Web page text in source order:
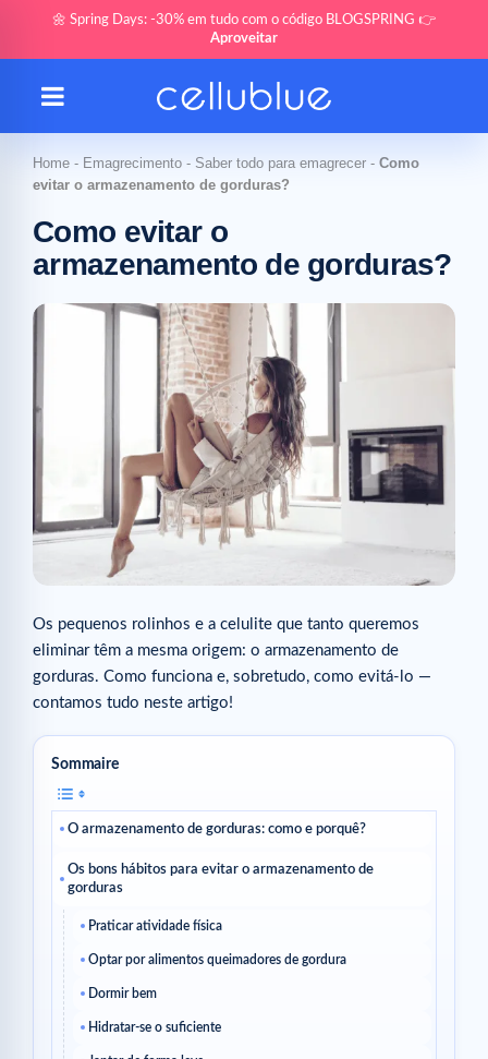
🌼 Spring Days: -30% em tudo com o código BLOGSPRING 👉
Aproveitar
Home - Emagrecimento - Saber todo para emagrecer - Como
evitar o armazenamento de gorduras?
Como evitar o
armazenamento de gorduras?
Os pequenos rolinhos e a celulite que tanto queremos
eliminar têm a mesma origem: o armazenamento de
gorduras. Como funciona e, sobretudo, como evitá-lo —
contamos tudo neste artigo!
Sommaire
O armazenamento de gorduras: como e porquê?
Os bons hábitos para evitar o armazenamento de
gorduras
Praticar atividade física
Optar por alimentos queimadores de gordura
Dormir bem
Hidratar-se o suficiente